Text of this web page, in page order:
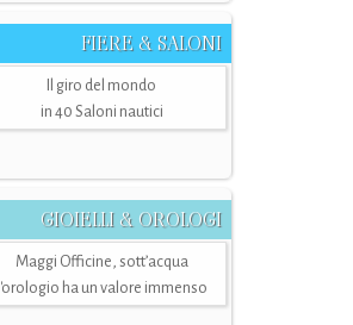
FIERE & SALONI
Il giro del mondo
in 40 Saloni nautici
GIOIELLI & OROLOGI
Maggi Officine, sott’acqua
l'orologio ha un valore immenso